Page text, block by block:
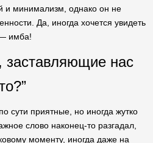
и минимализм, однако он не
Да, иногда хочется увидеть
имба!
нас
сути приятные, но иногда жутко
слово наконец-то разгадал,
моменту, иногда даже на